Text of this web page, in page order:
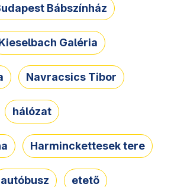
Bábszínház
Galéria
Navracsics Tibor
hálózat
Harminckettesek tere
autóbusz etető